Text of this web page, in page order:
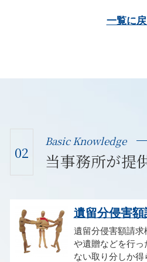
一覧に
02
Basic Knowledge
当事務所が提
遺留分侵害
遺留分侵害額請
や遺贈などを行っ
ない取り分しか